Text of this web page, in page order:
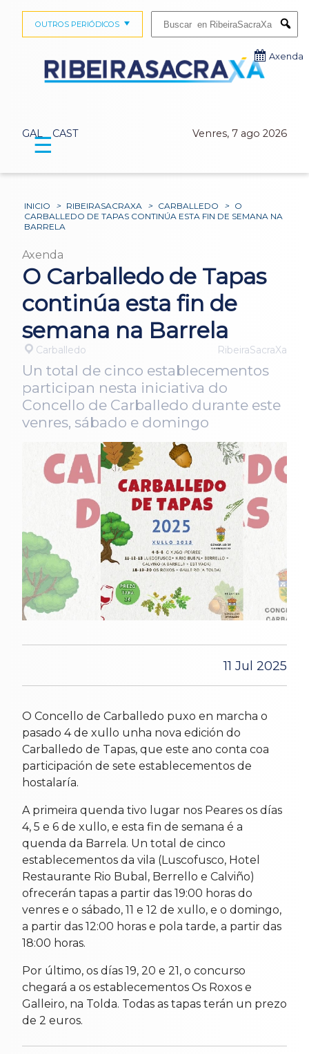
GAL CAST Venres, 7 ago 2026
OUTROS PERIÓDICOS
Axenda
☰
INICIO > RIBEIRASACRAXA > CARBALLEDO > O
CARBALLEDO DE TAPAS CONTINÚA ESTA FIN DE SEMANA NA
BARRELA
Axenda
O Carballedo de Tapas
continúa esta fin de
semana na Barrela
Carballedo RibeiraSacraXa
Un total de cinco establecementos
participan nesta iniciativa do
Concello de Carballedo durante este
venres, sábado e domingo
11 Jul 2025
O Concello de Carballedo puxo en marcha o
pasado 4 de xullo unha nova edición do
Carballedo de Tapas, que este ano conta coa
participación de sete establecementos de
hostalaría.
A primeira quenda tivo lugar nos Peares os días
4, 5 e 6 de xullo, e esta fin de semana é a
quenda da Barrela. Un total de cinco
establecementos da vila (Luscofusco, Hotel
Restaurante Rio Bubal, Berrello e Calviño)
ofrecerán tapas a partir das 19:00 horas do
venres e o sábado, 11 e 12 de xullo, e o domingo,
a partir das 12:00 horas e pola tarde, a partir das
18:00 horas.
Por último, os días 19, 20 e 21, o concurso
chegará a os establecementos Os Roxos e
Galleiro, na Tolda. Todas as tapas terán un prezo
de 2 euros.